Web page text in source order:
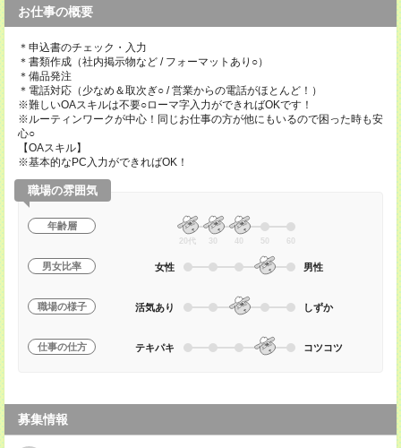
お仕事の概要
＊申込書のチェック・入力
＊書類作成（社内掲示物など / フォーマットあり○）
＊備品発注
＊電話対応（少なめ＆取次ぎ○ / 営業からの電話がほとんど！）
※難しいOAスキルは不要○ローマ字入力ができればOKです！
※ルーティンワークが中心！同じお仕事の方が他にもいるので困った時も安
心○
【OAスキル】
※基本的なPC入力ができればOK！
職場の雰囲気
年齢層
20代 30 40 50 60
男女比率 女性 男性
職場の様子 活気あり しずか
仕事の仕方 テキパキ コツコツ
募集情報